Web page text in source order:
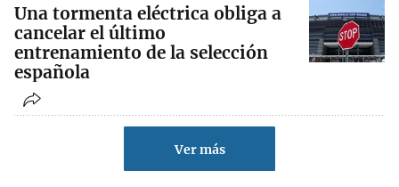
Una tormenta eléctrica obliga a
cancelar el último
entrenamiento de la selección
española
Ver más